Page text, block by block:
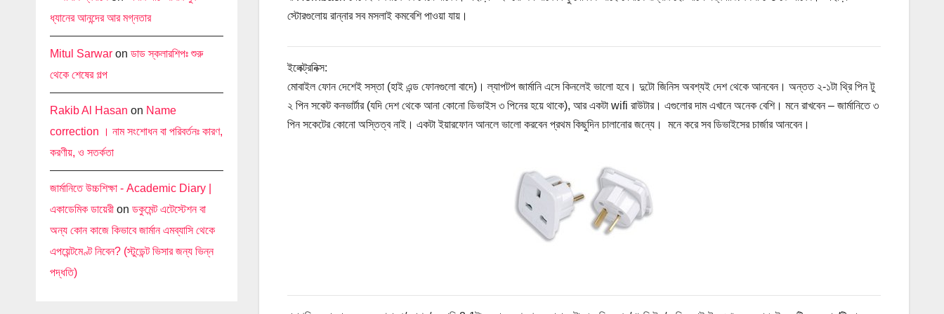
ধ্যানের আনন্দের আর মগ্নতার
Mitul Sarwar on ডাড স্কলারশিপঃ শুরু
থেকে শেষের গল্প
Rakib Al Hasan on Name
correction । নাম সংশোধন বা পরিবর্তনঃ কারণ,
করণীয়, ও সতর্কতা
জার্মানিতে উচ্চশিক্ষা - Academic Diary |
একাডেমিক ডায়েরী on ডকুমেন্ট এটেস্টেশন বা
অন্য কোন কাজে কিভাবে জার্মান এমব্যাসি থেকে
এপয়েন্টমেণ্ট নিবেন? (স্টুডেন্ট ভিসার জন্য ভিন্ন
পদ্ধতি)
স্টোরগুলোয় রান্নার সব মসলাই কমবেশি পাওয়া যায়।
ইলেক্ট্রনিক্স:
মোবাইল ফোন দেশেই সস্তা (হাই এন্ড ফোনগুলো বাদে)। ল্যাপটপ জার্মানি এসে কিনলেই ভালো হবে। দুটো জিনিস অবশ্যই দেশ থেকে আনবেন। অন্তত ২-১টা থ্রি পিন টু
২ পিন সকেট কনভার্টার (যদি দেশ থেকে আনা কোনো ডিভাইস ৩ পিনের হয়ে থাকে), আর একটা wifi রাউটার। এগুলোর দাম এখানে অনেক বেশি। মনে রাখবেন – জার্মানিতে ৩
পিন সকেটের কোনো অস্তিত্ব নাই। একটা ইয়ারফোন আনলে ভালো করবেন প্রথম কিছুদিন চালানোর জন্যে। মনে করে সব ডিভাইসের চার্জার আনবেন।